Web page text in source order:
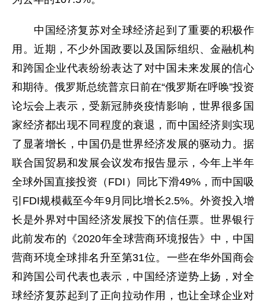
中国经济复苏对全球经济起到了重要的积极作
用。近期，不少外国政要以及国际组织、金融机构
和跨国企业代表纷纷表达了对中国未来发展的信心
和期待。俄罗斯总统普京日前在“俄罗斯在呼唤”投资
论坛会上表示，受新冠肺炎疫情影响，世界很多国
家经济都出现不同程度的衰退，而中国经济则实现
了显著增长，中国仍是世界经济发展的驱动力。据
联合国贸易和发展会议发布报告显示，今年上半年
全球外国直接投资（FDI）同比下滑49%，而中国吸
引FDI规模截至今年9月同比增长2.5%。外资投入增
长是外界对中国经济发展投下的信任票。世界银行
此前发布的《2020年全球营商环境报告》中，中国
营商环境全球排名升至第31位。一些在华外国商会
和跨国公司代表也表示，中国经济逆势上扬，对全
球经济复苏起到了正向拉动作用，也让全球企业对